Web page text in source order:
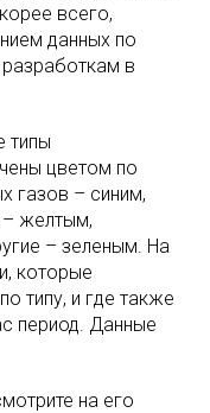
всего,
данных по
в
типы
цветом по
газов – синим,
– желтым,
– зеленым. На
которые
типу, и где также
период. Данные
на его